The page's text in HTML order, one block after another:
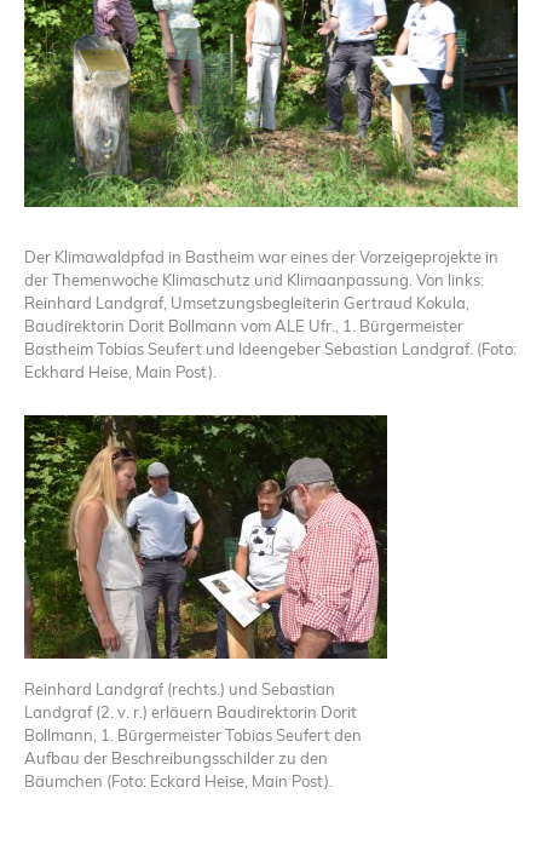
Der Klimawaldpfad in Bastheim war eines der Vorzeigeprojekte in
der Themenwoche Klimaschutz und Klimaanpassung. Von links:
Reinhard Landgraf, Umsetzungsbegleiterin Gertraud Kokula,
Baudirektorin Dorit Bollmann vom ALE Ufr., 1. Bürgermeister
Bastheim Tobias Seufert und Ideengeber Sebastian Landgraf. (Foto:
Eckhard Heise, Main Post).
Reinhard Landgraf (rechts.) und Sebastian
Landgraf (2. v. r.) erläuern Baudirektorin Dorit
Bollmann, 1. Bürgermeister Tobias Seufert den
Aufbau der Beschreibungsschilder zu den
Bäumchen (Foto: Eckard Heise, Main Post).